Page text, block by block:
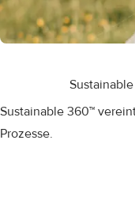
Sustainable 360™
Prozesse.